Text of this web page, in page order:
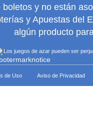
boletos y no están
y Apuestas del
algún producto
Los juegos de azar pueden ser
de Uso Aviso de Privacidad